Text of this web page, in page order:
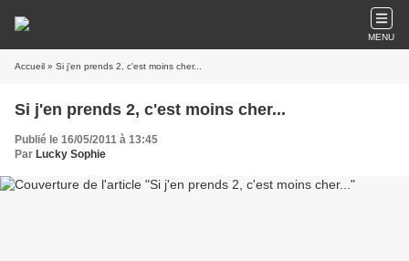
MENU
Accueil » Si j'en prends 2, c'est moins cher...
Si j'en prends 2, c'est moins cher...
Publié le 16/05/2011 à 13:45
Par Lucky Sophie